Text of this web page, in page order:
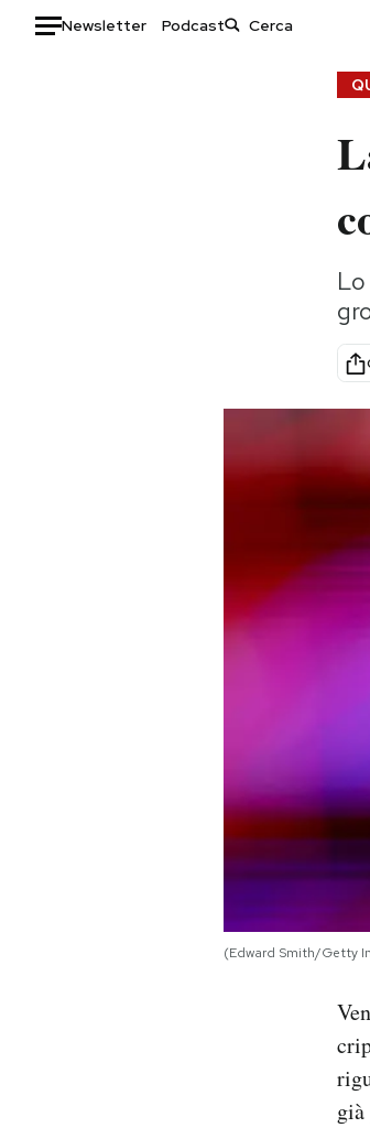
Newsletter Podcast
Storie/Idee
Ok Boomer!
Altrecose
(Edward Smith/Getty